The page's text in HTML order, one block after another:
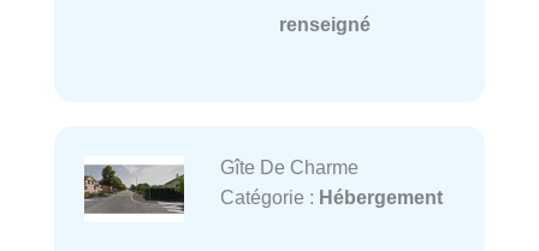
renseigné
Gîte De Charme
Catégorie : Hébergement